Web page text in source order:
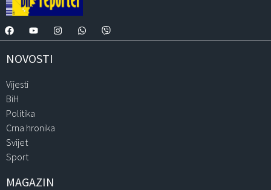
NOVOSTI
Vijesti
BiH
Politika
Crna hronika
Svijet
Sport
MAGAZIN